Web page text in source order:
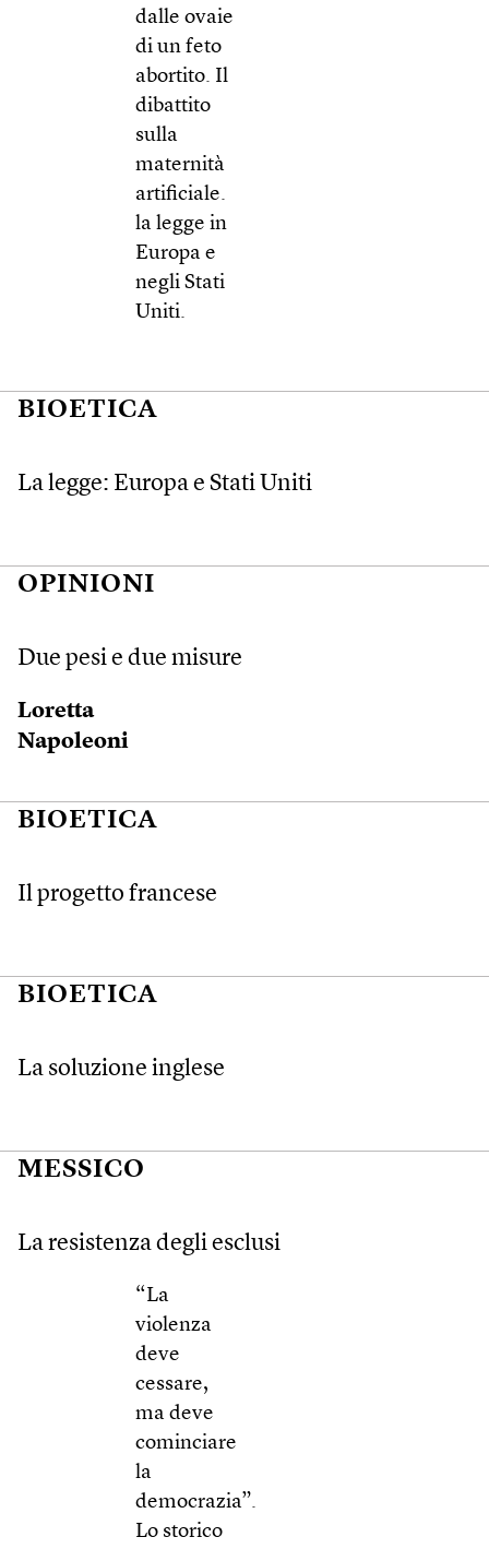
dalle ovaie
di un feto
abortito. Il
dibattito
sulla
maternità
artificiale.
la legge in
Europa e
negli Stati
Uniti.
BIOETICA
La legge: Europa e Stati Uniti
OPINIONI
Due pesi e due misure
Loretta
Napoleoni
BIOETICA
Il progetto francese
BIOETICA
La soluzione inglese
MESSICO
La resistenza degli esclusi
“La
violenza
deve
cessare,
ma deve
cominciare
la
democrazia”.
Lo storico